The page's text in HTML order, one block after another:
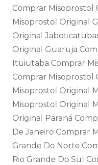
Comprar Misoprostol
Misoprostol Original
Original
Original Guaruja
Ituiutaba Comprar
Comprar Misoprostol
Misoprostol Original
Misoprostol Original
Original Paraná
De Janeiro Comprar
Grande Do Norte
Rio Grande Do Sul